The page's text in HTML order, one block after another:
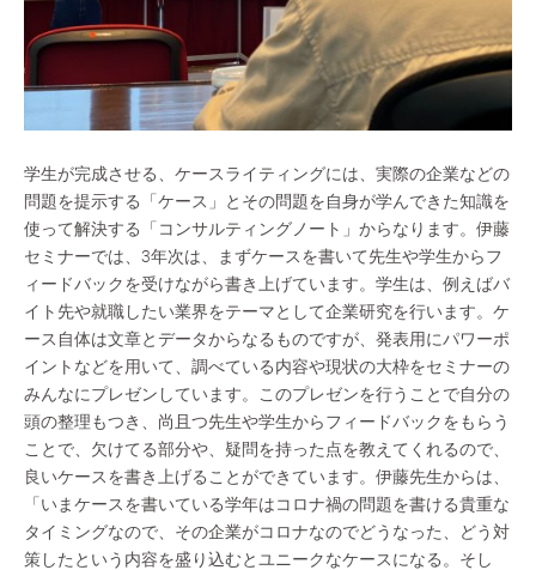
学生が完成させる、ケースライティングには、実際の企業などの
問題を提示する「ケース」とその問題を自身が学んできた知識を
使って解決する「コンサルティングノート」からなります。伊藤
セミナーでは、3年次は、まずケースを書いて先生や学生からフ
ィードバックを受けながら書き上げています。学生は、例えばバ
イト先や就職したい業界をテーマとして企業研究を行います。ケ
ース自体は文章とデータからなるものですが、発表用にパワーポ
イントなどを用いて、調べている内容や現状の大枠をセミナーの
みんなにプレゼンしています。このプレゼンを行うことで自分の
頭の整理もつき、尚且つ先生や学生からフィードバックをもらう
ことで、欠けてる部分や、疑問を持った点を教えてくれるので、
良いケースを書き上げることができています。伊藤先生からは、
「いまケースを書いている学年はコロナ禍の問題を書ける貴重な
タイミングなので、その企業がコロナなのでどうなった、どう対
策したという内容を盛り込むとユニークなケースになる。そし